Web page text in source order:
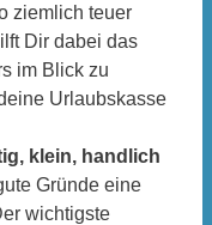
ziemlich teuer
Dir dabei das
im Blick zu
Urlaubskasse
klein, handlich
Gründe eine
wichtigste